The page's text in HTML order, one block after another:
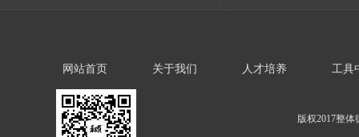
网站首页 关于我们 人才培养 工具
版权2017整